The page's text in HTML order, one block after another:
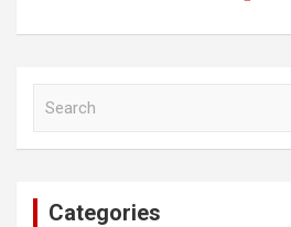
Categories